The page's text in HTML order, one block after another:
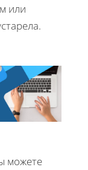
или
можете